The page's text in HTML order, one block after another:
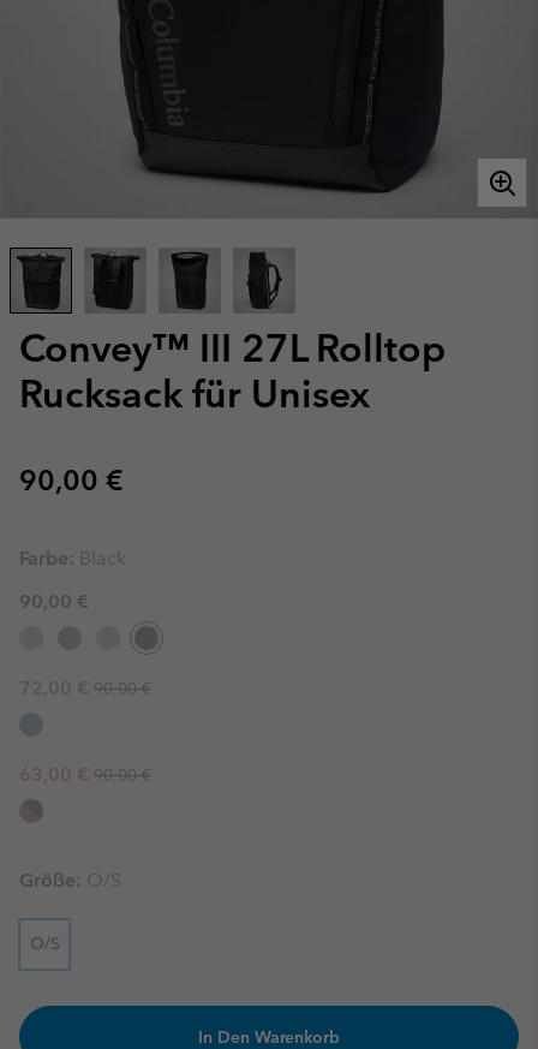
Convey™ III 27L Rolltop
Rucksack für Unisex
Regular price:
90,00 €
Farbe: Black
90,00 €
Sale price:
72,00 € Regular price:
90,00 €
Sale price:
63,00 € Regular price:
90,00 €
Größe: O/S
O/S
In Den Warenkorb